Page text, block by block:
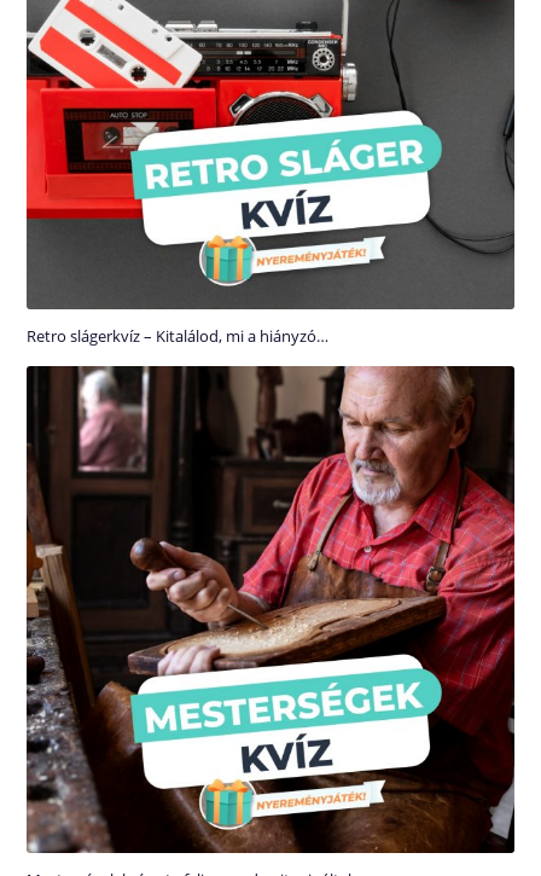
Retro slágerkvíz – Kitalálod, mi a hiányzó…